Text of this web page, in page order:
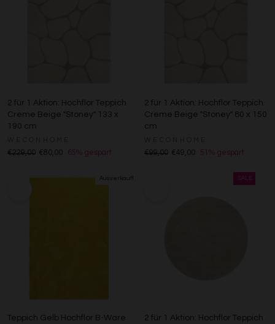
2 für 1 Aktion: Hochflor Teppich
Creme Beige "Stoney" 133 x
190 cm
€229,00 €80,00 65% gespart
2 für 1 Aktion: Hochflor Teppich
Creme Beige "Stoney" 80 x 150
cm
€99,00 €49,00 51% gespart
Teppich Gelb Hochflor B-Ware
2 für 1 Aktion: Hochflor Teppich